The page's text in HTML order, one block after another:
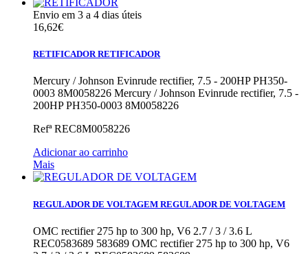
Envio em 3 a 4 dias úteis
16,62€
RETIFICADOR RETIFICADOR
Mercury / Johnson Evinrude rectifier, 7.5 - 200HP PH350-
0003 8M0058226 Mercury / Johnson Evinrude rectifier, 7.5 -
200HP PH350-0003 8M0058226
RefªREC8M0058226
Adicionar ao carrinho
Mais
REGULADOR DE VOLTAGEM REGULADOR DE VOLTAGEM
OMC rectifier 275 hp to 300 hp, V6 2.7 / 3 / 3.6 L
REC0583689 583689 OMC rectifier 275 hp to 300 hp, V6